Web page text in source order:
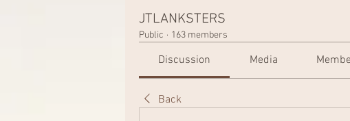
JTLANKSTERS
Public · 163 members
Discussion Media
Back